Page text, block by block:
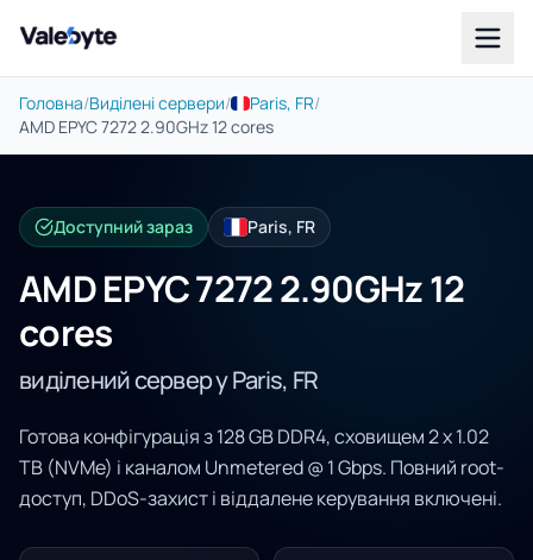
Valebyte
Головна/Виділені сервери/ Paris, FR/
AMD EPYC 7272 2.90GHz 12 cores
Доступний зараз Paris, FR
AMD EPYC 7272 2.90GHz 12
cores
виділений сервер у Paris, FR
Готова конфігурація з 128 GB DDR4, сховищем 2 x 1.02
TB (NVMe) і каналом Unmetered @ 1 Gbps. Повний root-
доступ, DDoS-захист і віддалене керування включені.